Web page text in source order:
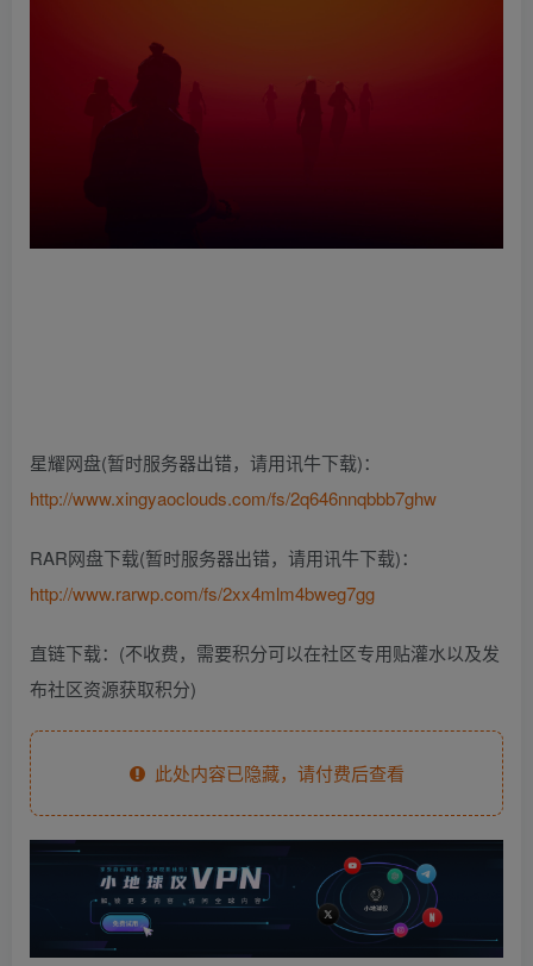
星耀网盘(暂时服务器出错，请用讯牛下载)：
http://www.xingyaoclouds.com/fs/2q646nnqbbb7ghw
RAR网盘下载(暂时服务器出错，请用讯牛下载)：
http://www.rarwp.com/fs/2xx4mlm4bweg7gg
直链下载：(不收费，需要积分可以在社区专用贴灌水以及发
布社区资源获取积分)
此处内容已隐藏，请付费后查看